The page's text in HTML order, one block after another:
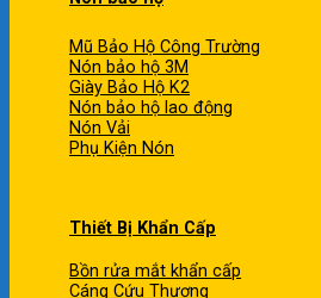
Mũ Bảo Hộ Công Trường
Nón bảo hộ 3M
Giày Bảo Hộ K2
Nón bảo hộ lao động
Nón Vải
Phụ Kiện Nón
Thiết Bị Khẩn Cấp
Bồn rửa mắt khẩn cấp
Cáng Cứu Thương